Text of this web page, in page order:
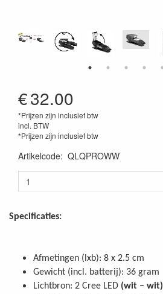
€32.00
*Prijzen zijn inclusief btw
incl. BTW
*Prijzen zijn inclusief btw
Artikelcode: QLQPROWW
Specificaties:
Afmetingen (lxb): 8 x 2.5 cm
Gewicht (incl. batterij): 36 gram
Lichtbron: 2 Cree LED (wit – wit)